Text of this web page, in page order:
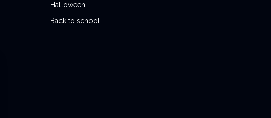
Halloween
Back to school